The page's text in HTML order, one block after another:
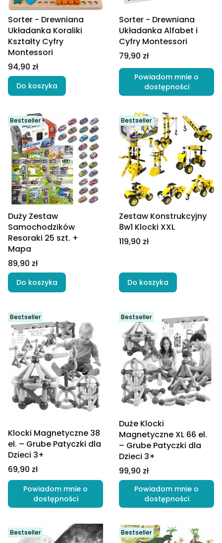
Sorter - Drewniana
Układanka Koraliki
Kształty Cyfry
Montessori
Cena
94,90 zł
Do koszyka
Sorter - Drewniana
Układanka Alfabet i
Cyfry Montessori
Cena
79,90 zł
Powiadom mnie o
dostępności
Bestseller
Duży Zestaw
Samochodzików
Resoraki 25 szt. +
Mapa
Cena
89,90 zł
Do koszyka
Bestseller
Zestaw Konstrukcyjny
8w1 Klocki XXL
Cena
119,90 zł
Do koszyka
Bestseller
Klocki Magnetyczne 38
el. – Grube Patyczki dla
Dzieci 3+
Cena
69,90 zł
Powiadom mnie o
dostępności
Bestseller
Duże Klocki
Magnetyczne XL 66 el.
– Grube Patyczki dla
Dzieci 3+
Cena
99,90 zł
Powiadom mnie o
dostępności
Bestseller Bestseller